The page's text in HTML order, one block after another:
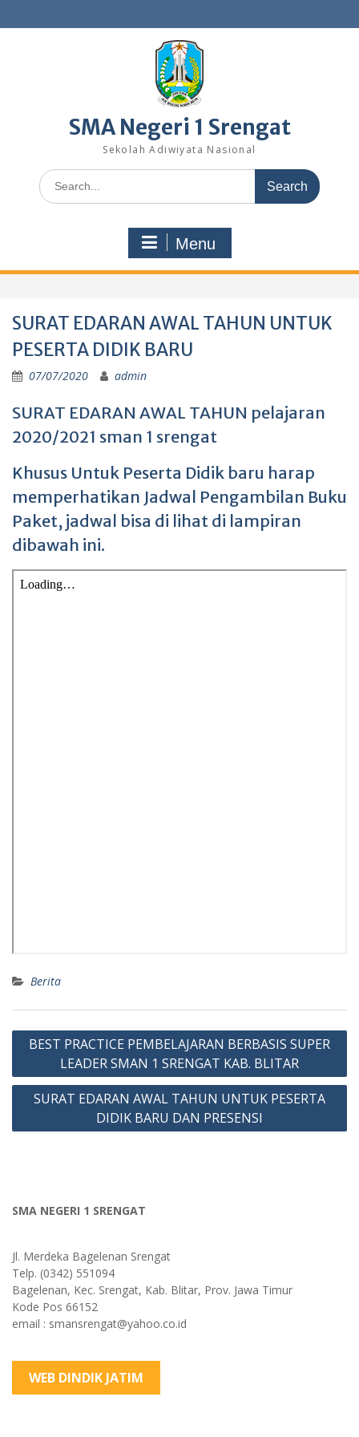
to
SMA Negeri 1 Srengat
Sekolah Adiwiyata Nasional
Search
for:
Menu
SURAT EDARAN AWAL TAHUN UNTUK
PESERTA DIDIK BARU
07/07/2020 admin
SURAT EDARAN AWAL TAHUN pelajaran
2020/2021 sman 1 srengat
Khusus Untuk Peserta Didik baru harap
memperhatikan Jadwal Pengambilan Buku
Paket, jadwal bisa di lihat di lampiran
dibawah ini.
Berita
Post
navigation
BEST PRACTICE PEMBELAJARAN BERBASIS SUPER
LEADER SMAN 1 SRENGAT KAB. BLITAR
SURAT EDARAN AWAL TAHUN UNTUK PESERTA
DIDIK BARU DAN PRESENSI
SMA NEGERI 1 SRENGAT
Jl. Merdeka Bagelenan Srengat
Telp. (0342) 551094
Bagelenan, Kec. Srengat, Kab. Blitar, Prov. Jawa Timur
Kode Pos 66152
email : smansrengat@yahoo.co.id
WEB DINDIK JATIM